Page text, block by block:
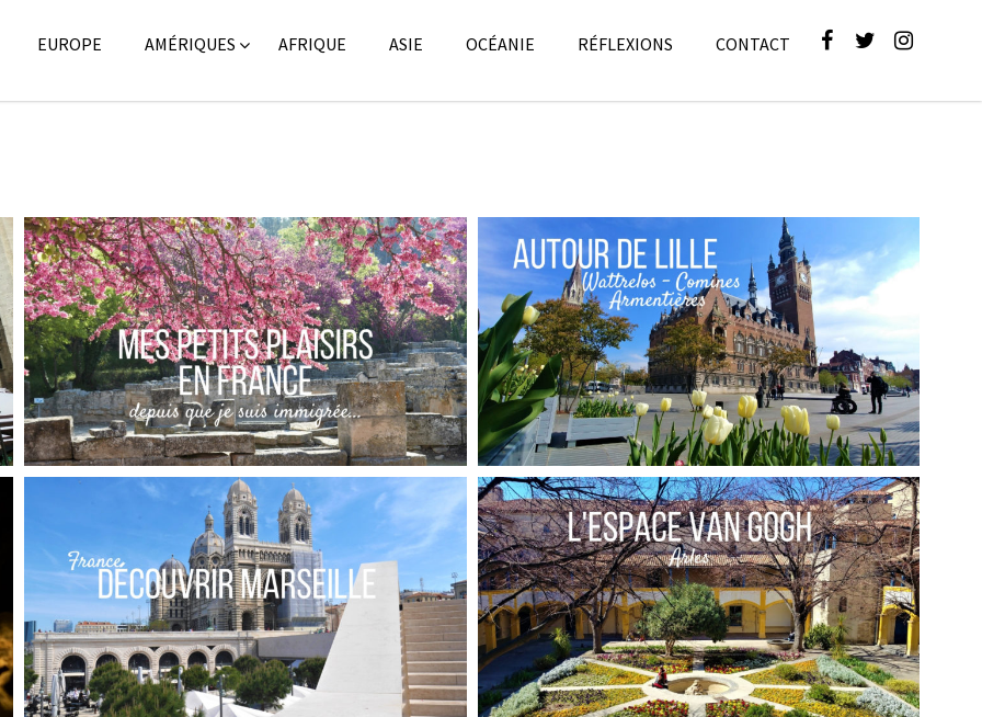
EUROPE AMÉRIQUES AFRIQUE ASIE OCÉANIE RÉFLEXIONS CONTACT
FRANCE // CE QUE J’AIME QUAND JE REVIENS
Audrey Blog,Europe
FRANCE // UNE JOURNÉE AUTOUR DE LILLE :
ARMENTIÈRES ET WATTRELOS
Audrey Blog,Europe